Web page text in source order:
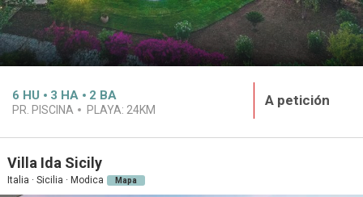
6 HU 3 HA 2 BA
PR. PISCINA PLAYA: 24KM
A petición
Villa Ida Sicily
Italia · Sicilia · Modica Mapa